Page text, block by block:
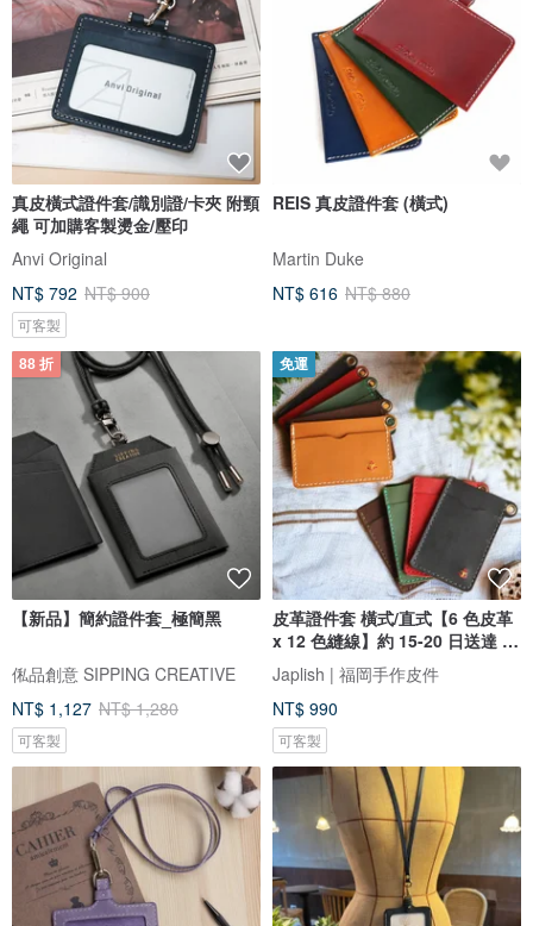
真皮橫式證件套/識別證/卡夾 附頸
繩 可加購客製燙金/壓印
Anvi Original
NT$ 792 NT$ 900
可客製
REIS 真皮證件套 (橫式)
Martin Duke
NT$ 616 NT$ 880
88 折
【新品】簡約證件套_極簡黑
俬品創意 SIPPING CREATIVE
NT$ 1,127 NT$ 1,280
可客製
免運
皮革證件套 橫式/直式【6 色皮革
x 12 色縫線】約 15-20 日送達 /
免費刻字縫線客製 / 日本製 / 支援
禮品包裝 g-15-45
Japlish | 福岡手作皮件
NT$ 990
可客製